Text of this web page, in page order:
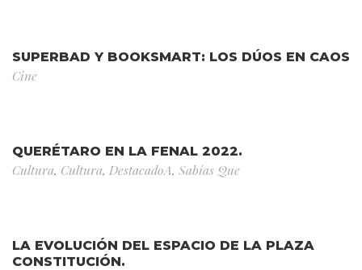
SUPERBAD Y BOOKSMART: LOS DÚOS EN CAOS
Cine
QUERÉTARO EN LA FENAL 2022.
Cultura, Cultura, DestacadoA, Sabías Que
LA EVOLUCIÓN DEL ESPACIO DE LA PLAZA
CONSTITUCIÓN.